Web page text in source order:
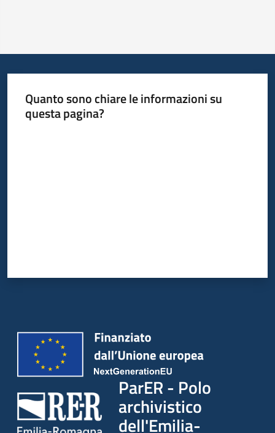
Quanto sono chiare le informazioni su
questa pagina?
ParER - Polo
archivistico
dell'Emilia-